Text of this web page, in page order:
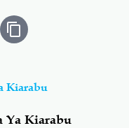
Kiarabu
Ya Kiarabu